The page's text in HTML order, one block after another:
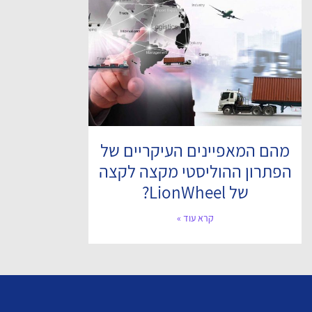
מהם המאפיינים העיקריים של
הפתרון ההוליסטי מקצה לקצה
של LionWheel?
קרא עוד »